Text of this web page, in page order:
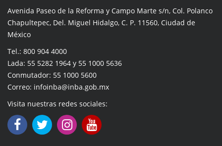
Avenida Paseo de la Reforma y Campo Marte s/n, Col. Polanco
Chapultepec, Del. Miguel Hidalgo, C. P. 11560, Ciudad de
México
Tel.: 800 904 4000
Lada: 55 5282 1964 y 55 1000 5636
Conmutador: 55 1000 5600
Correo: infoinba@inba.gob.mx
Visita nuestras redes sociales: